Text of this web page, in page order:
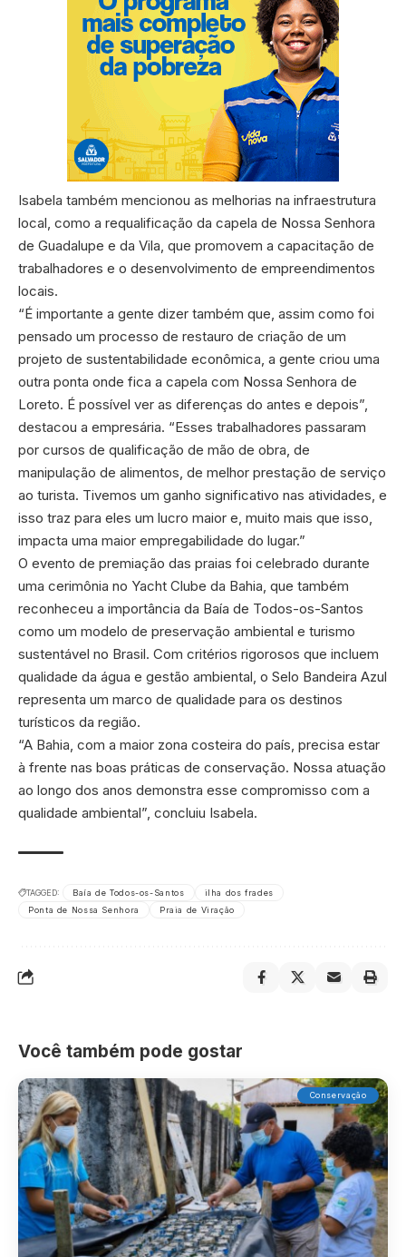
Isabela também mencionou as melhorias na infraestrutura
local, como a requalificação da capela de Nossa Senhora
de Guadalupe e da Vila, que promovem a capacitação de
trabalhadores e o desenvolvimento de empreendimentos
locais.
“É importante a gente dizer também que, assim como foi
pensado um processo de restauro de criação de um
projeto de sustentabilidade econômica, a gente criou uma
outra ponta onde fica a capela com Nossa Senhora de
Loreto. É possível ver as diferenças do antes e depois”,
destacou a empresária. “Esses trabalhadores passaram
por cursos de qualificação de mão de obra, de
manipulação de alimentos, de melhor prestação de serviço
ao turista. Tivemos um ganho significativo nas atividades, e
isso traz para eles um lucro maior e, muito mais que isso,
impacta uma maior empregabilidade do lugar.”
O evento de premiação das praias foi celebrado durante
uma cerimônia no Yacht Clube da Bahia, que também
reconheceu a importância da Baía de Todos-os-Santos
como um modelo de preservação ambiental e turismo
sustentável no Brasil. Com critérios rigorosos que incluem
qualidade da água e gestão ambiental, o Selo Bandeira Azul
representa um marco de qualidade para os destinos
turísticos da região.
“A Bahia, com a maior zona costeira do país, precisa estar
à frente nas boas práticas de conservação. Nossa atuação
ao longo dos anos demonstra esse compromisso com a
qualidade ambiental”, concluiu Isabela.
TAGGED: Baía de Todos-os-Santos
ilha dos frades
Ponta de Nossa Senhora
Praia de Viração
Você também pode gostar
Conservação